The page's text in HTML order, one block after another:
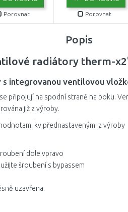
Porovnat Porovnat
Popis
radiátory therm-x2
integrovanou ventilovou
připojují na spodní straně na boku.
již z výroby.
kv přednastavenými z výroby
dole vpravo
šroubení s bypassem
uzavřena.